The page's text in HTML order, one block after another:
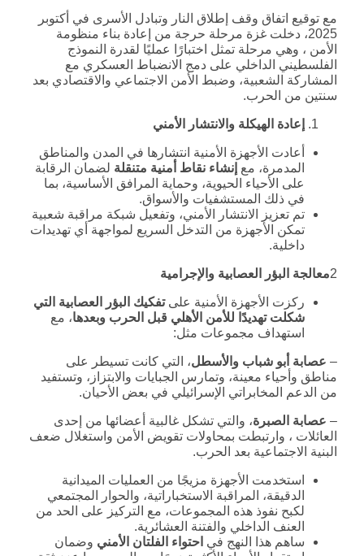
مع توقيع اتفاق وقف إطلاق النار وتبادل الأسرى في أكتوبر
2025، دخلت غزة مرحلة حرجة من إعادة بناء منظومة
الأمن ، وهي مرحلة تمثل اختبارًا عمليًا لقدرة النموذج
الفلسطيني الداخلي على دمج الانضباط العسكري مع
المشاركة الشعبية، وضبط الأمن الاجتماعي والاقتصادي بعد
سنتين من الحرب.
إعادة الهيكلة والانتشار الأمني
أعادت الأجهزة الأمنية انتشارها في المدن والمناطق
المدمرة، مع إنشاء نقاط أمنية متنقلة لضمان الرقابة
على الأحياء الحيوية، وحماية المرافق الأساسية، بما
في ذلك المستشفيات والأسواق.
تم تعزيز الانتشار الأمني، وتفعيل شبكة مراقبة شعبية
تمكن الأجهزة من التدخل السريع لمواجهة أي تهديدات
داخلية.
2معالجة البؤر العصابية والإجرامية
ركزت الأجهزة الأمنية علىتفكيك البؤر العصابية التي
شكلت تهديدًا للأمن الأهلي قبل الحرب وبعدها، مع
استهداف مجموعات مثل:
– عصابة أبو شباب والأسطل، التي كانت تسيطر على
مناطق وأحياء معينة، وتمارس الجبايات والابتزاز، وتستفيد
من الدعم المخابراتي الإسرائيلي في بعض الأحيان.
– عصابة الصبرة، والتي تشكل غالبية أعضائها من إحدى
العائلات ، وارتبطت بمحاولات تقويض الأمن واستغلال ضعف
البنية الاجتماعية بعد الحرب.
استخدمت الأجهزة مزيجًا من العمليات الميدانية
الدقيقة، المراقبة الاستخباراتية، والحوار المجتمعي
لكبح نفوذ هذه المجموعات، مع التركيز على الحد من
العنف الداخلي والفتنة العشائرية.
ساهم هذا النهج في احتواء الفلتان الأمني وضمان